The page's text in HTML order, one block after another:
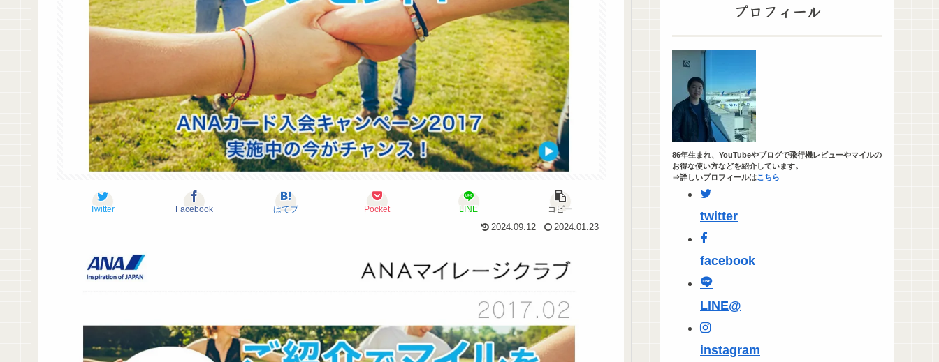
Twitter Facebook はてブ Pocket LINE
コピー
2024.09.12
2024.01.23
プロフィール
86年生まれ、YouTubeやブログで飛行機レビューやマイルの
お得な使い方などを紹介しています。
⇒詳しいプロフィールはこちら
twitter
facebook
LINE@
instagram